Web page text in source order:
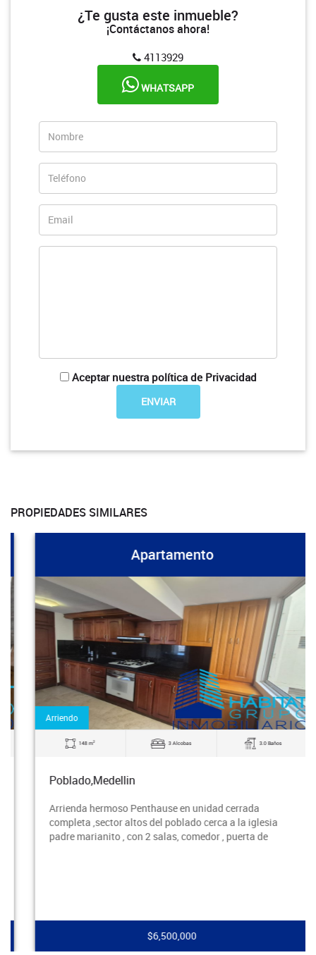
¿Te gusta este inmueble?
¡Contáctanos ahora!
4113929
WHATSAPP
Aceptar nuestra política de Privacidad
PROPIEDADES SIMILARES
Apartamento
Arriendo
148 m 2 3 Alcobas 3.0 Baños
Poblado,Medellin
Arrienda hermoso Penthause en unidad cerrada
completa ,sector altos del poblado cerca a la iglesia
padre marianito , con 2 salas, comedor , puerta de
$6,500,000